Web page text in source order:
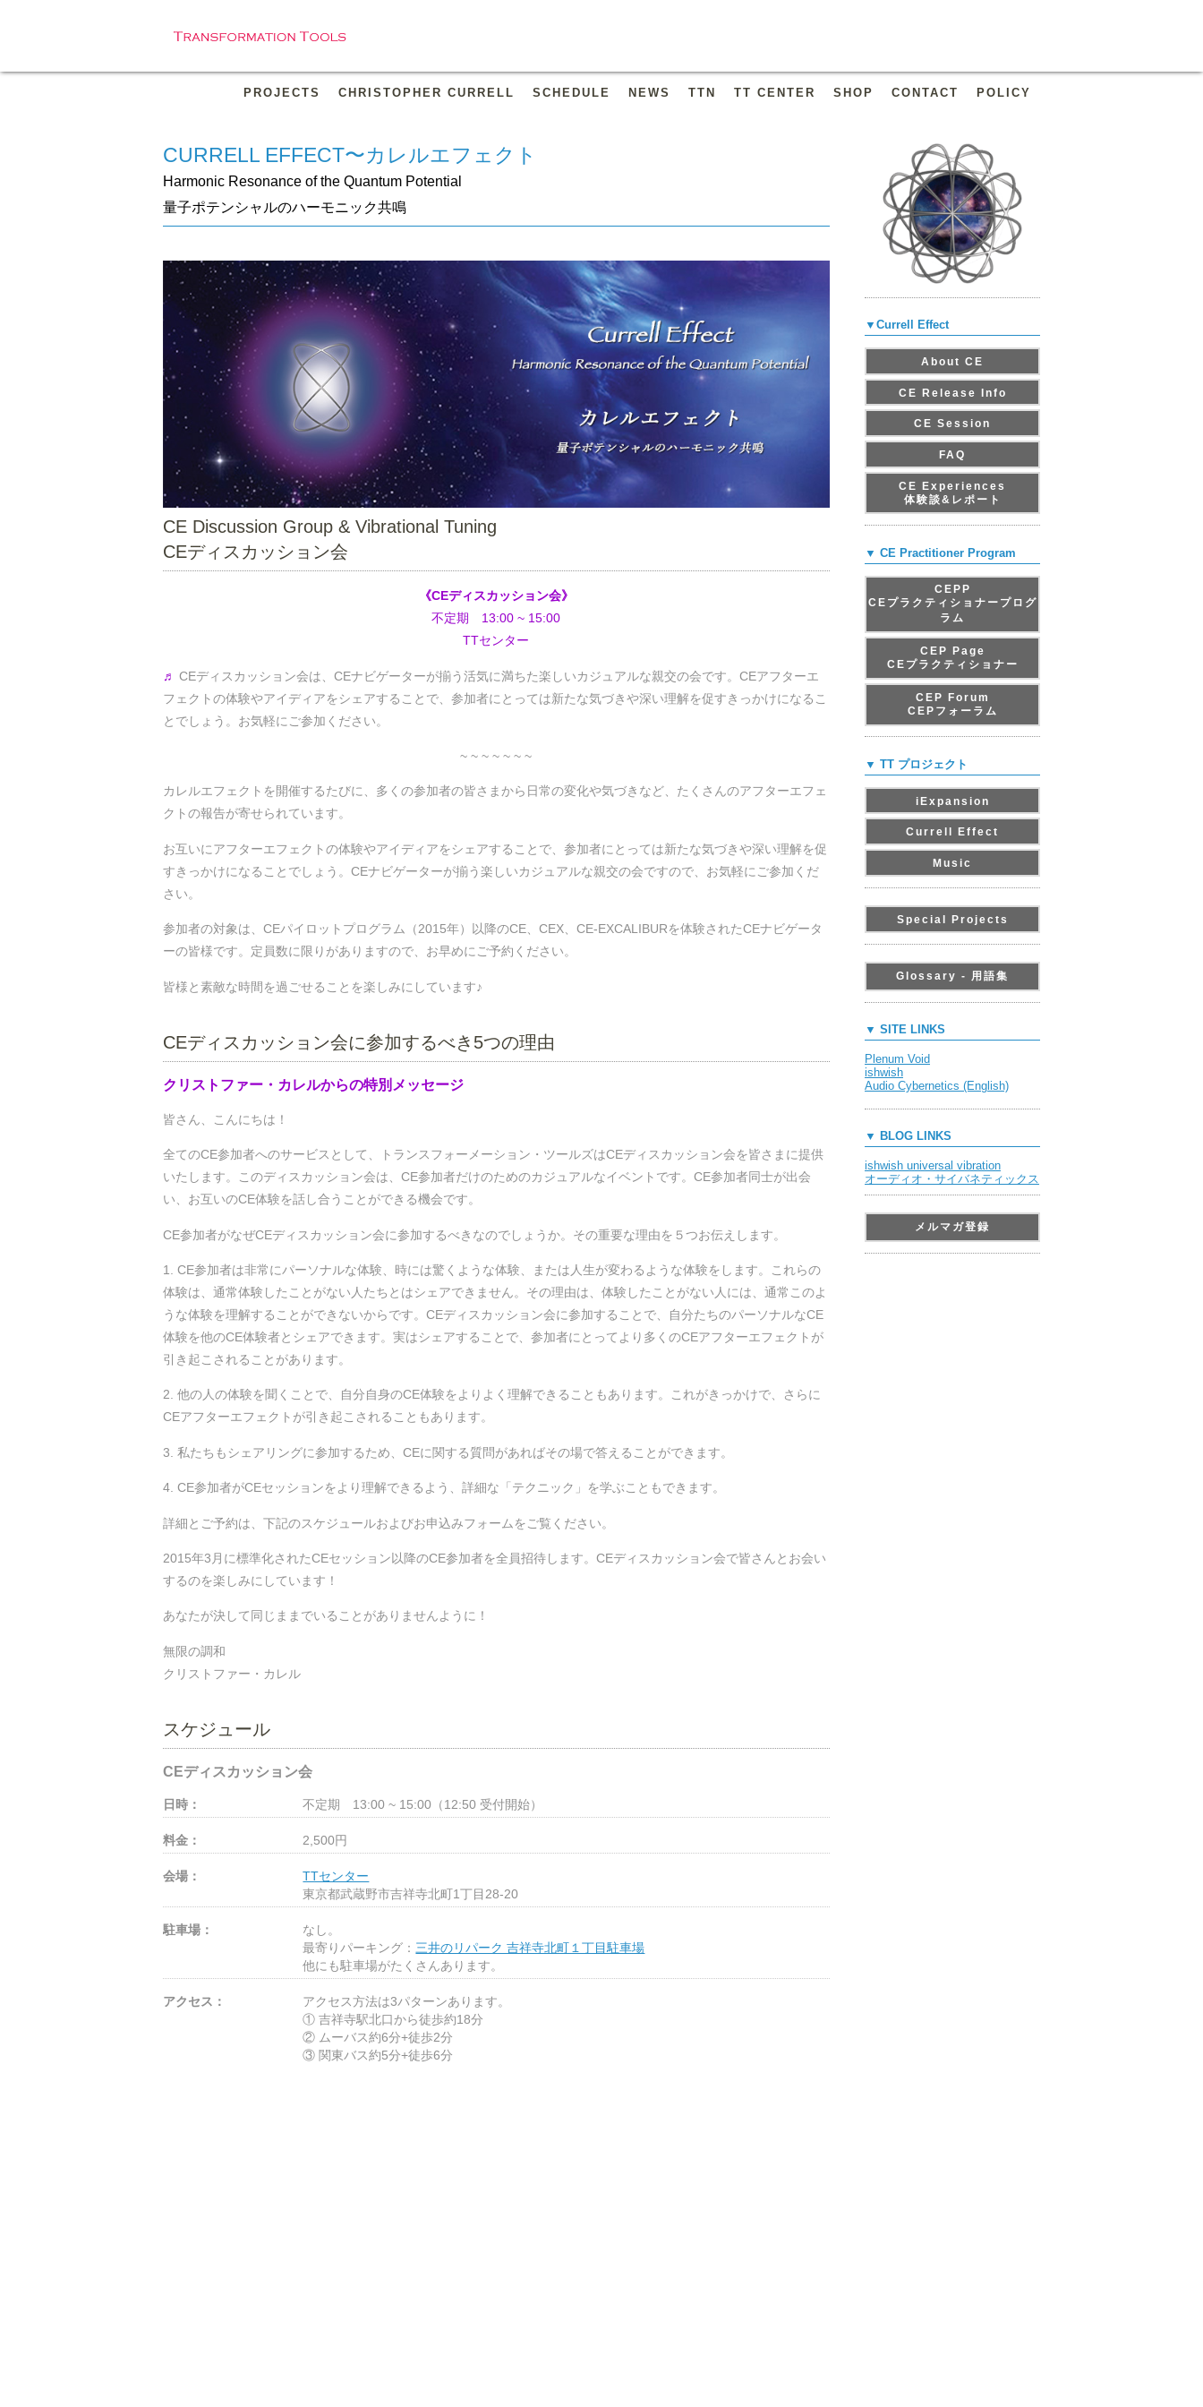
PROJECTS CHRISTOPHER CURRELL SCHEDULE NEWS TTN TT CENTER SHOP CONTACT POLICY
CURRELL EFFECT〜カレルエフェクト
Harmonic Resonance of the Quantum Potential
量子ポテンシャルのハーモニック共鳴
CE Discussion Group & Vibrational Tuning
CEディスカッション会
《CEディスカッション会》
不定期 13:00 ~ 15:00
TTセンター
♬ CEディスカッション会は、CEナビゲーターが揃う活気に満ちた楽しいカジュアルな親交の会です。CEアフターエ
フェクトの体験やアイディアをシェアすることで、参加者にとっては新たな気づきや深い理解を促すきっかけになるこ
とでしょう。お気軽にご参加ください。
~ ~ ~ ~ ~ ~ ~
カレルエフェクトを開催するたびに、多くの参加者の皆さまから日常の変化や気づきなど、たくさんのアフターエフェ
クトの報告が寄せられています。
お互いにアフターエフェクトの体験やアイディアをシェアすることで、参加者にとっては新たな気づきや深い理解を促
すきっかけになることでしょう。CEナビゲーターが揃う楽しいカジュアルな親交の会ですので、お気軽にご参加くだ
さい。
参加者の対象は、CEパイロットプログラム（2015年）以降のCE、CEX、CE-EXCALIBURを体験されたCEナビゲータ
ーの皆様です。定員数に限りがありますので、お早めにご予約ください。
皆様と素敵な時間を過ごせることを楽しみにしています♪
CEディスカッション会に参加するべき5つの理由
クリストファー・カレルからの特別メッセージ
皆さん、こんにちは！
全てのCE参加者へのサービスとして、トランスフォーメーション・ツールズはCEディスカッション会を皆さまに提供
いたします。このディスカッション会は、CE参加者だけのためのカジュアルなイベントです。CE参加者同士が出会
い、お互いのCE体験を話し合うことができる機会です。
CE参加者がなぜCEディスカッション会に参加するべきなのでしょうか。その重要な理由を５つお伝えします。
1. CE参加者は非常にパーソナルな体験、時には驚くような体験、または人生が変わるような体験をします。これらの
体験は、通常体験したことがない人たちとはシェアできません。その理由は、体験したことがない人には、通常このよ
うな体験を理解することができないからです。CEディスカッション会に参加することで、自分たちのパーソナルなCE
体験を他のCE体験者とシェアできます。実はシェアすることで、参加者にとってより多くのCEアフターエフェクトが
引き起こされることがあります。
2. 他の人の体験を聞くことで、自分自身のCE体験をよりよく理解できることもあります。これがきっかけで、さらに
CEアフターエフェクトが引き起こされることもあります。
3. 私たちもシェアリングに参加するため、CEに関する質問があればその場で答えることができます。
4. CE参加者がCEセッションをより理解できるよう、詳細な「テクニック」を学ぶこともできます。
詳細とご予約は、下記のスケジュールおよびお申込みフォームをご覧ください。
2015年3月に標準化されたCEセッション以降のCE参加者を全員招待します。CEディスカッション会で皆さんとお会い
するのを楽しみにしています！
あなたが決して同じままでいることがありませんように！
無限の調和
クリストファー・カレル
スケジュール
CEディスカッション会
日時： 不定期 13:00 ~ 15:00（12:50 受付開始）
料金： 2,500円
会場：
TTセンター
東京都武蔵野市吉祥寺北町1丁目28-20
駐車場：
なし。
最寄りパーキング： 三井のリパーク 吉祥寺北町１丁目駐車場
他にも駐車場がたくさんあります。
アクセス：
アクセス方法は3パターンあります。
① 吉祥寺駅北口から徒歩約18分
② ムーバス約6分+徒歩2分
③ 関東バス約5分+徒歩6分
▼Currell Effect
About CE
CE Release Info
CE Session
FAQ
CE Experiences
体験談&レポート
▼ CE Practitioner Program
CEPP
CEプラクティショナープログ
ラム
CEP Page
CEプラクティショナー
CEP Forum
CEPフォーラム
▼ TT プロジェクト
iExpansion
Currell Effect
Music
Special Projects
Glossary - 用語集
▼ SITE LINKS
Plenum Void
ishwish
Audio Cybernetics (English)
▼ BLOG LINKS
ishwish universal vibration
オーディオ・サイバネティックス
メルマガ登録